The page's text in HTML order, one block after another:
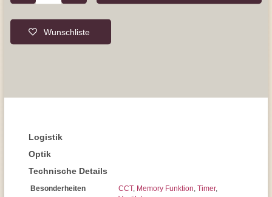
Wunschliste
Logistik
Optik
Technische Details
Besonderheiten CCT, Memory Funktion, Timer,